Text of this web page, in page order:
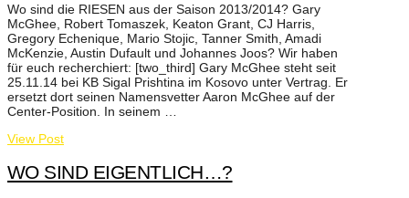
Wo sind die RIESEN aus der Saison 2013/2014? Gary
McGhee, Robert Tomaszek, Keaton Grant, CJ Harris,
Gregory Echenique, Mario Stojic, Tanner Smith, Amadi
McKenzie, Austin Dufault und Johannes Joos? Wir haben
für euch recherchiert: [two_third] Gary McGhee steht seit
25.11.14 bei KB Sigal Prishtina im Kosovo unter Vertrag. Er
ersetzt dort seinen Namensvetter Aaron McGhee auf der
Center-Position. In seinem …
View Post
WO SIND EIGENTLICH…?